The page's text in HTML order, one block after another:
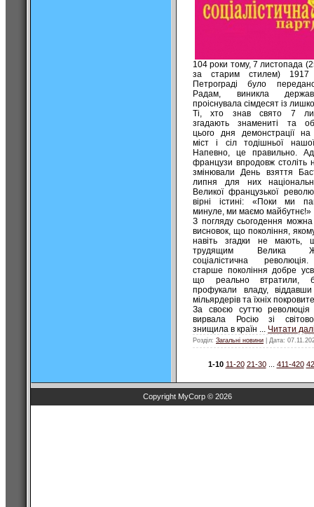
104 роки тому, 7 листопада
за старим стилем)
Петрограді було
Радам, виникла
проіснувала сімдесят із
Ті, хто знав свято 7
згадають знамениті та
цього дня демонстрації на
міст і сіл тодішньої
Напевно, це правильно.
французи впродовж століть
змінювали День взяття
липня для них
Великої французької
вірні істині: «Поки ми
минуле, ми маємо майбутнє!»
З погляду сьогодення
висновок, що покоління,
навіть згадки не мають,
трудящим Велика
соціалістична
старше покоління добре
що реально втратили,
профукали владу, віддавши
мільярдерів та їхніх
За своєю суттю
вирвала Росію зі
знищила в країн ... Читати
Розділ: Загальні новини | Дата:
1-10 11-20 21-30 411-420
Copyright MyCorp © 2026